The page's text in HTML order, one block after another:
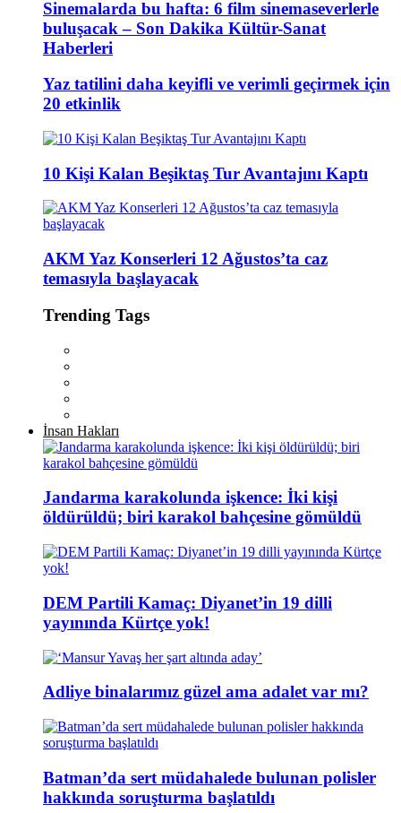
Sinemalarda bu hafta: 6 film sinemaseverlerle
buluşacak – Son Dakika Kültür-Sanat
Haberleri
Yaz tatilini daha keyifli ve verimli geçirmek için
20 etkinlik
10 Kişi Kalan Beşiktaş Tur Avantajını Kaptı
AKM Yaz Konserleri 12 Ağustos’ta caz
temasıyla başlayacak
Trending Tags
İnsan Hakları
Jandarma karakolunda işkence: İki kişi
öldürüldü; biri karakol bahçesine gömüldü
DEM Partili Kamaç: Diyanet’in 19 dilli
yayınında Kürtçe yok!
Adliye binalarımız güzel ama adalet var mı?
Batman’da sert müdahalede bulunan polisler
hakkında soruşturma başlatıldı